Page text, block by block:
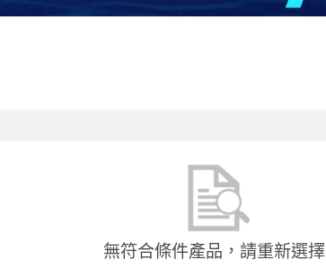
無符合條件產品，請重新選擇